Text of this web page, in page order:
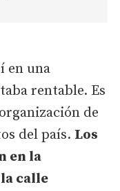
en una
rentable. Es
de
del país. Los
en la
calle